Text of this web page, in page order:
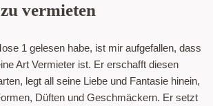
vermieten
1 gelesen habe, ist mir aufgefallen, dass
Art Vermieter ist. Er erschafft diesen
legt all seine Liebe und Fantasie hinein,
Düften und Geschmäckern. Er setzt